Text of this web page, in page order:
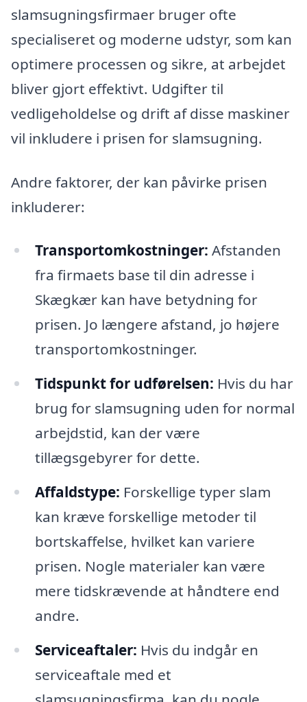
slamsugningsfirmaer bruger ofte
specialiseret og moderne udstyr, som kan
optimere processen og sikre, at arbejdet
bliver gjort effektivt. Udgifter til
vedligeholdelse og drift af disse maskiner
vil inkludere i prisen for slamsugning.
Andre faktorer, der kan påvirke prisen
inkluderer:
Transportomkostninger: Afstanden
fra firmaets base til din adresse i
Skægkær kan have betydning for
prisen. Jo længere afstand, jo højere
transportomkostninger.
Tidspunkt for udførelsen: Hvis du har
brug for slamsugning uden for normal
arbejdstid, kan der være
tillægsgebyrer for dette.
Affaldstype: Forskellige typer slam
kan kræve forskellige metoder til
bortskaffelse, hvilket kan variere
prisen. Nogle materialer kan være
mere tidskrævende at håndtere end
andre.
Serviceaftaler: Hvis du indgår en
serviceaftale med et